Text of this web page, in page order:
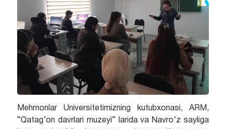
Mehmonlar Universitetimizning kutubxonasi, ARM,
“Qatag‘on davrlari muzeyi” larida va Navro‘z sayliga